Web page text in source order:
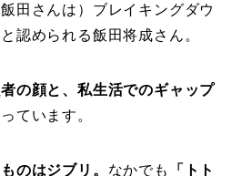
田さんは）ブレイキングダウ
認められる飯田将成さん。
の顔と、私生活でのギャップ
ています。
のはジブリ。 なかでも
「トト